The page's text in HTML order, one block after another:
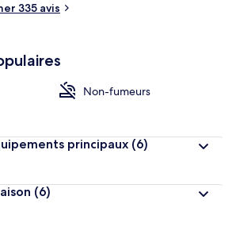
335 avis
Non-fumeurs
principaux (6)
(6)